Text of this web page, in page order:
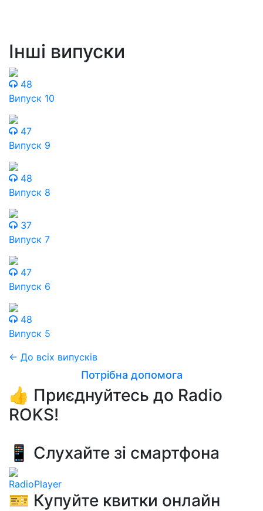
Інші випуски
48
Випуск 10
47
Випуск 9
48
Випуск 8
37
Випуск 7
47
Випуск 6
48
Випуск 5
← До всіх випусків
Потрібна допомога
👍 Приєднуйтесь до Radio
ROKS!
📱 Слухайте зі смартфона
RadioPlayer
🎫 Купуйте квитки онлайн